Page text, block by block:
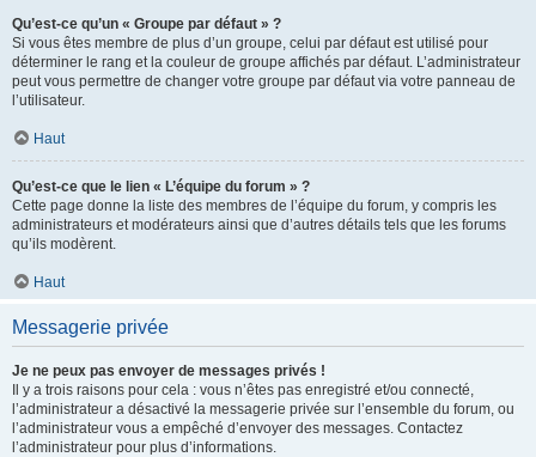
Qu’est-ce qu’un « Groupe par défaut » ?
Si vous êtes membre de plus d’un groupe, celui par défaut est utilisé pour
déterminer le rang et la couleur de groupe affichés par défaut. L’administrateur
peut vous permettre de changer votre groupe par défaut via votre panneau de
l’utilisateur.
Haut
Qu’est-ce que le lien « L’équipe du forum » ?
Cette page donne la liste des membres de l’équipe du forum, y compris les
administrateurs et modérateurs ainsi que d’autres détails tels que les forums
qu’ils modèrent.
Haut
Messagerie privée
Je ne peux pas envoyer de messages privés !
Il y a trois raisons pour cela : vous n’êtes pas enregistré et/ou connecté,
l’administrateur a désactivé la messagerie privée sur l’ensemble du forum, ou
l’administrateur vous a empêché d’envoyer des messages. Contactez
l’administrateur pour plus d’informations.